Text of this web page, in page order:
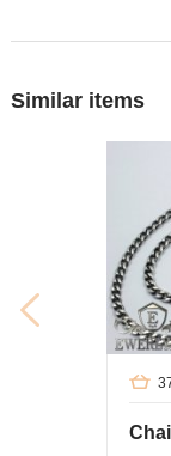
Similar items